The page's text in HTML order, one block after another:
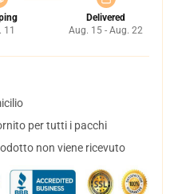
11
Delivered
Aug. 15 - Aug. 22
per tutti i pacchi
non viene ricevuto